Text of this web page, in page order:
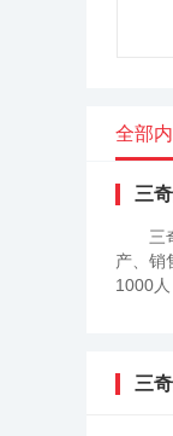
全部
三
三
产、销
1000
三